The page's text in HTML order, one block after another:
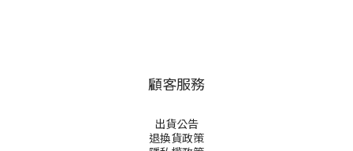
顧客服務
出貨公告
退換貨政策